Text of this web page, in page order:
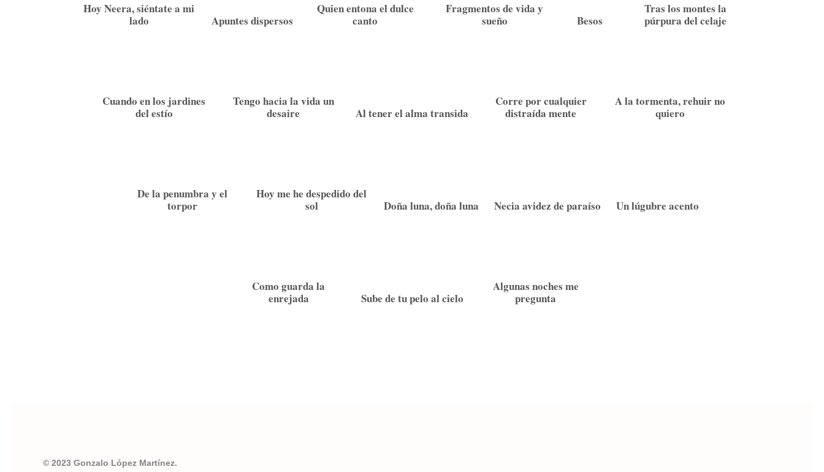
Hoy Neera, siéntate a mi
lado
Apuntes dispersos
Quien entona el dulce
canto
Fragmentos de vida y
sueño
Besos
Tras los montes la
púrpura del celaje
Cuando en los jardines
del estío
Tengo hacia la vida un
desaire
Al tener el alma transida
Corre por cualquier
distraída mente
A la tormenta, rehuir no
quiero
De la penumbra y el
torpor
Hoy me he despedido del
sol
Doña luna, doña luna Necia avidez de paraíso Un lúgubre acento
Como guarda la
enrejada
Sube de tu pelo al cielo
Algunas noches me
pregunta
© 2023 Gonzalo López Martínez.